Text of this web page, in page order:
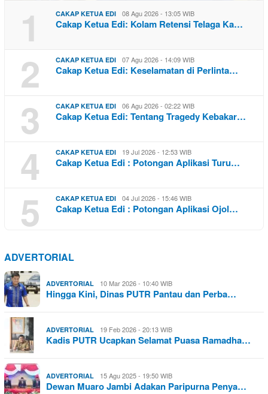
1 CAKAP KETUA EDI 08 Agu 2026 - 13:05 WIB
Cakap Ketua Edi: Kolam Retensi Telaga Ka…
2 CAKAP KETUA EDI 07 Agu 2026 - 14:09 WIB
Cakap Ketua Edi: Keselamatan di Perlinta…
3 CAKAP KETUA EDI 06 Agu 2026 - 02:22 WIB
Cakap Ketua Edi: Tentang Tragedy Kebakar…
4 CAKAP KETUA EDI 19 Jul 2026 - 12:53 WIB
Cakap Ketua Edi : Potongan Aplikasi Turu…
5 CAKAP KETUA EDI 04 Jul 2026 - 15:46 WIB
Cakap Ketua Edi : Potongan Aplikasi Ojol…
ADVERTORIAL
ADVERTORIAL 10 Mar 2026 - 10:40 WIB
Hingga Kini, Dinas PUTR Pantau dan Perba…
ADVERTORIAL 19 Feb 2026 - 20:13 WIB
Kadis PUTR Ucapkan Selamat Puasa Ramadha…
ADVERTORIAL 15 Agu 2025 - 19:50 WIB
Dewan Muaro Jambi Adakan Paripurna Penya…